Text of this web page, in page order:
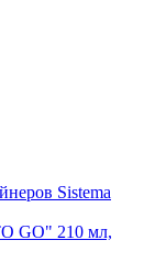
GO" 210 мл,